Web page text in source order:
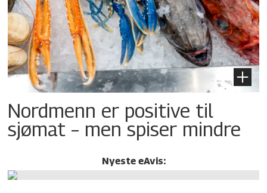
Nordmenn er positive til
sjømat – men spiser mindre
Nyeste eAvis: